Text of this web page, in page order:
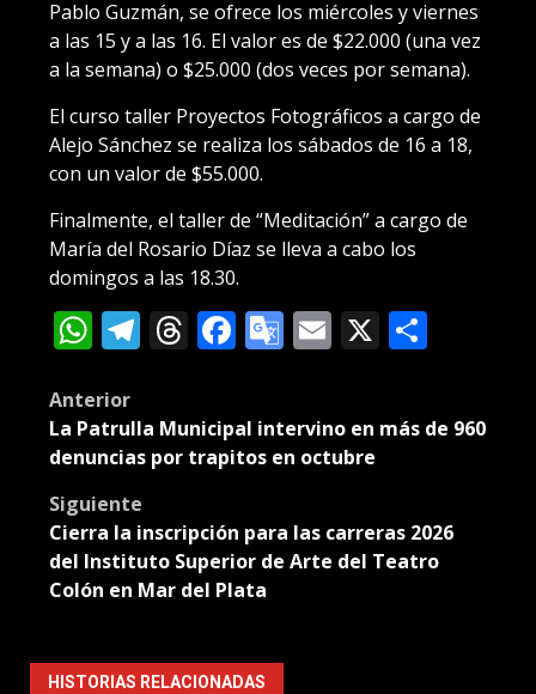
Pablo Guzmán, se ofrece los miércoles y viernes
a las 15 y a las 16. El valor es de $22.000 (una vez
a la semana) o $25.000 (dos veces por semana).
⁠El curso taller Proyectos Fotográficos a cargo de
Alejo Sánchez se realiza los sábados de 16 a 18,
con un valor de $55.000.
Finalmente, el taller de “Meditación” a cargo de
María del Rosario Díaz se lleva a cabo los
domingos a las 18.30.
WhatsApp
Telegram
Threads
Facebook
Google
Email
X
Post
navigation
Anterior
La Patrulla Municipal intervino en más de 960
denuncias por trapitos en octubre
Siguiente
Cierra la inscripción para las carreras 2026
del Instituto Superior de Arte del Teatro
Colón en Mar del Plata
HISTORIAS RELACIONADAS